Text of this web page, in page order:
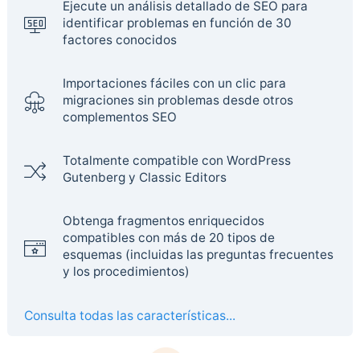
Ejecute un análisis detallado de SEO para
identificar problemas en función de 30
factores conocidos
Importaciones fáciles con un clic para
migraciones sin problemas desde otros
complementos SEO
Totalmente compatible con WordPress
Gutenberg y Classic Editors
Obtenga fragmentos enriquecidos
compatibles con más de 20 tipos de
esquemas (incluidas las preguntas frecuentes
y los procedimientos)
Consulta todas las características...